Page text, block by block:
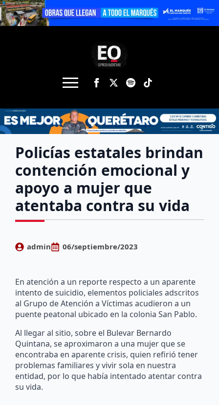
Policías estatales brindan
contención emocional y
apoyo a mujer que
atentaba contra su vida
admin 06/septiembre/2023
En atención a un reporte respecto a un aparente
intento de suicidio, elementos policiales adscritos
al Grupo de Atención a Víctimas acudieron a un
puente peatonal ubicado en la colonia San Pablo.
Al llegar al sitio, sobre el Bulevar Bernardo
Quintana, se aproximaron a una mujer que se
encontraba en aparente crisis, quien refirió tener
problemas familiares y vivir sola en nuestra
entidad, por lo que había intentado atentar contra
su vida.